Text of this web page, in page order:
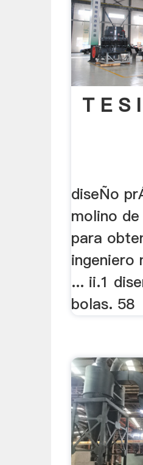
T E S
diseÑo
molino
para
ingeniero
... ii.1
bolas. 58